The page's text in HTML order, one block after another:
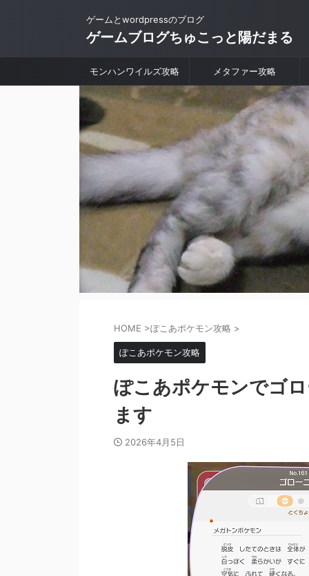
ゲームとwordpressのブログ
ゲームブログちゅこっと陽だまる
モンハンワイルズ攻略 メタファー攻略
HOME >ぽこあポケモン攻略 >
ぽこあポケモン攻略
ぽこあポケモンでゴ
ます
2026年4月5日